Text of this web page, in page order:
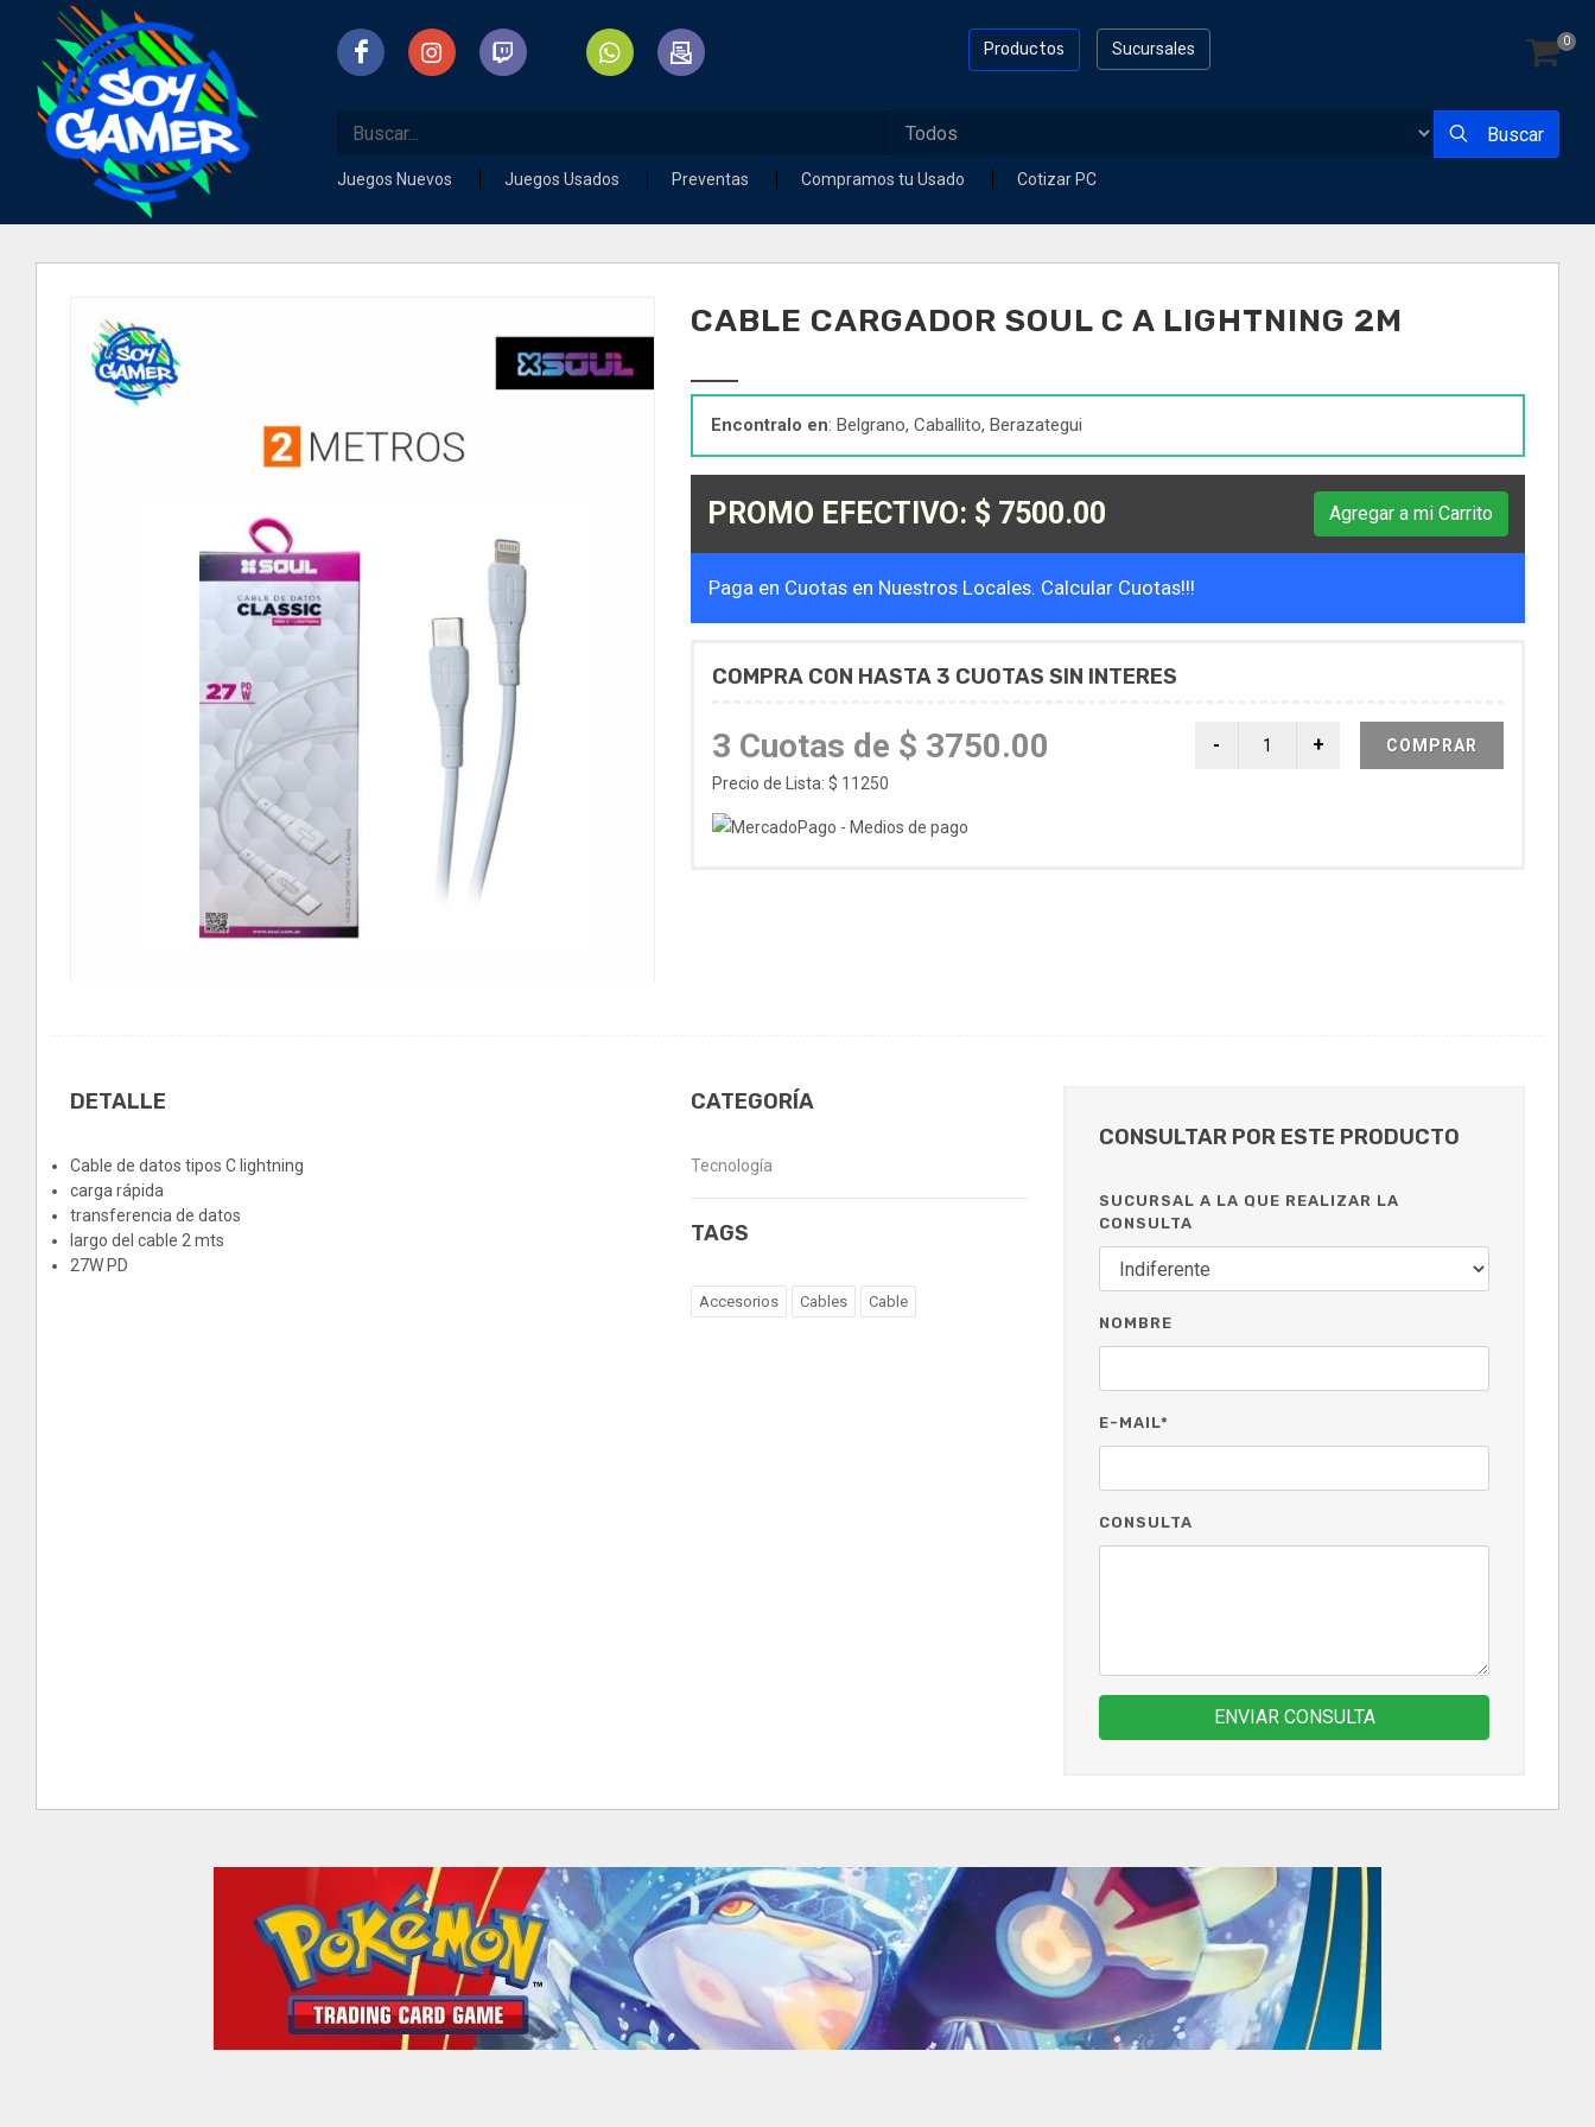
Sucursales
Productos 0
Buscar
Juegos Nuevos Juegos Usados Preventas Compramos tu Usado Cotizar PC
CABLE CARGADOR SOUL C A LIGHTNING 2M
Encontralo en: Belgrano, Caballito, Berazategui
PROMO EFECTIVO: $ 7500.00 Agregar a mi Carrito
Paga en Cuotas en Nuestros Locales. Calcular Cuotas!!!
COMPRA CON HASTA 3 CUOTAS SIN INTERES
3 Cuotas de $ 3750.00
Precio de Lista: $ 11250
COMPRAR
DETALLE
Cable de datos tipos C lightning
carga rápida
transferencia de datos
largo del cable 2 mts
27W PD
CATEGORÍA
Tecnología
TAGS
Accesorios Cables Cable
CONSULTAR POR ESTE PRODUCTO
SUCURSAL A LA QUE REALIZAR LA
CONSULTA
NOMBRE
E-MAIL*
CONSULTA
ENVIAR CONSULTA